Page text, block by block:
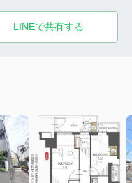
LINEで共有する